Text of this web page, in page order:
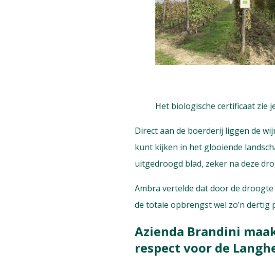
Het biologische certificaat zie
Direct aan de boerderij liggen de
kunt kijken in het glooiende
uitgedroogd blad, zeker na deze
Ambra vertelde dat door de
de totale opbrengst wel zo’n dertig
Azienda Brandini
respect voor de